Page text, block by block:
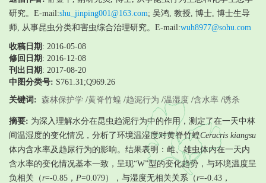
研究。E-mail:shu_jinping001@163.com; 吴鸿, 教授, 博士, 博士生导
师, 从事昆虫分类和害虫综合治理研究。E-mail:wuh8977@sohu.com
收稿日期 : 2016-05-08
修回日期 : 2016-12-08
刊出日期 : 2017-08-20
中图分类号: S761.31;Q969.26
关键词: 森林保护学 /黄脊竹蝗 /趋泥行为 /温湿度 /含水率 /诱杀
摘要: 为深入理解水分在昆虫趋泥行为中的作用，测定了在一天中林
间温湿度的变化情况，分析了环境温湿度对黄脊竹蝗Ceracris kiangsu
体内含水率及趋尿行为的影响。结果表明：雌、雄虫体内在一天内
含水率的变化情况基本一致，呈现“W”型的变化趋势，与环境温度呈
负相关（r=-0.85， P=0.079），与湿度无相关关系（r=-0.43，